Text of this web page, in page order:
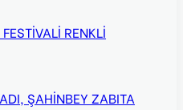
RENKLİ
ŞAHİNBEY ZABITA